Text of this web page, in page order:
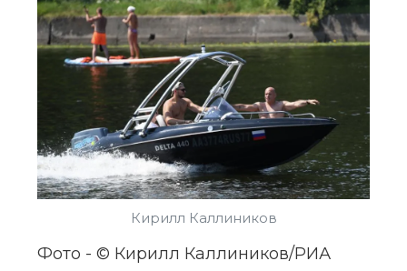
Кирилл Каллиников
Фото - © Кирилл Каллиников/РИА